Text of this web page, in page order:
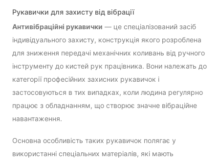
Рукавички для захисту від вібрації
Антивібраційні рукавички — це спеціалізований засіб
індивідуального захисту, конструкція якого розроблена
для зниження передачі механічних коливань від ручного
інструменту до кистей рук працівника. Вони належать до
категорії професійних захисних рукавичок і
застосовуються в тих випадках, коли людина регулярно
працює з обладнанням, що створює значне вібраційне
навантаження.
Основна особливість таких рукавичок полягає у
використанні спеціальних матеріалів, які мають